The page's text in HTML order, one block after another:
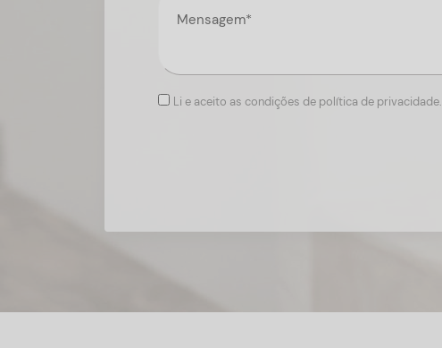
Li e aceito as condições de política de privacidade.